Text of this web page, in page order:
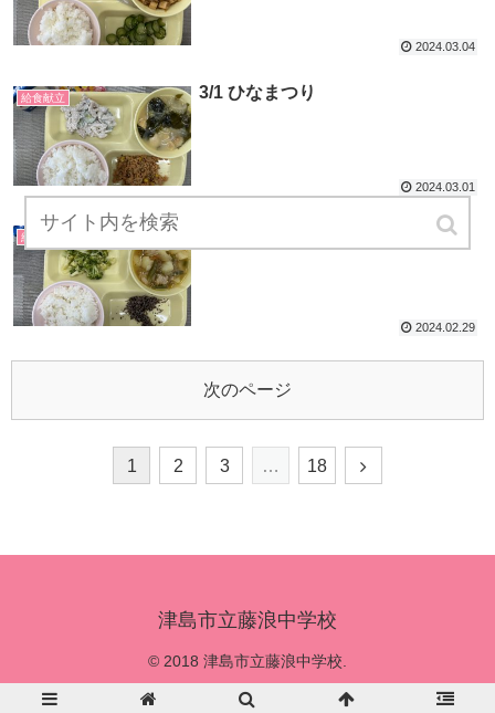
2024.03.04
給食献立 3/1 ひなまつり
2024.03.01
給食献立
2024.02.29
次のページ
1 2 3 … 18
津島市立藤浪中学校
© 2018 津島市立藤浪中学校.